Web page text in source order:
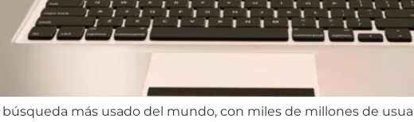
más usado del mundo, con miles de millones de